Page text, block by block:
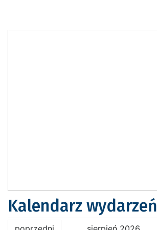
Kalendarz wydarzeń